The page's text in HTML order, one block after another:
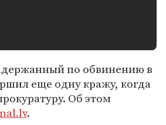
по обвинению в
еще одну кражу, когда
Об этом
.